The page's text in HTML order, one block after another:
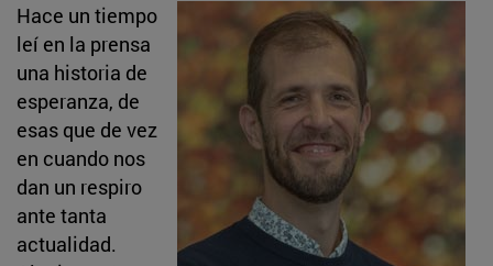
Hace un tiempo
leí en la prensa
una historia de
esperanza, de
esas que de vez
en cuando nos
dan un respiro
ante tanta
actualidad.